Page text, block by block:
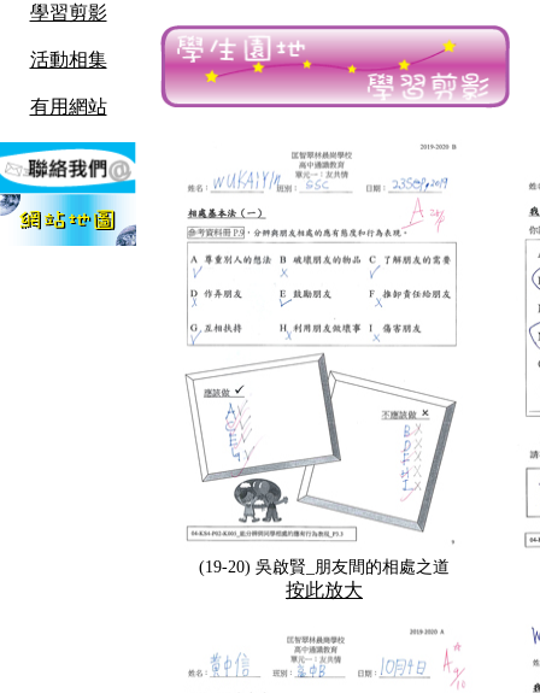
學習剪影
活動相集
有用網站
(19-20) 吳啟賢_朋友間的相處之道
按此放大